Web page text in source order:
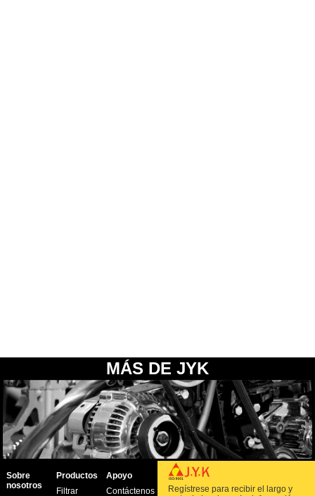
MÁS DE JYK
Sobre
nosotros
Productos
Filtrar
Apoyo
Contáctenos
Regístrese para recibir el largo y